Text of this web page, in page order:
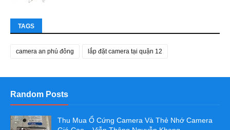
TAGS
camera an phú đông lắp đặt camera tại quận 12
Random Posts
Thu Mua Ổ Cứng Camera Và Thẻ Nhớ Camera